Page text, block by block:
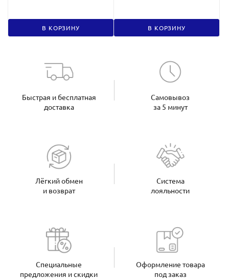
В КОРЗИНУ В КОРЗИНУ
Быстрая и бесплатная
доставка
Самовывоз
за 5 минут
Лёгкий обмен
и возврат
Система
лояльности
Специальные
предложения и скидки
Оформление товара
под заказ